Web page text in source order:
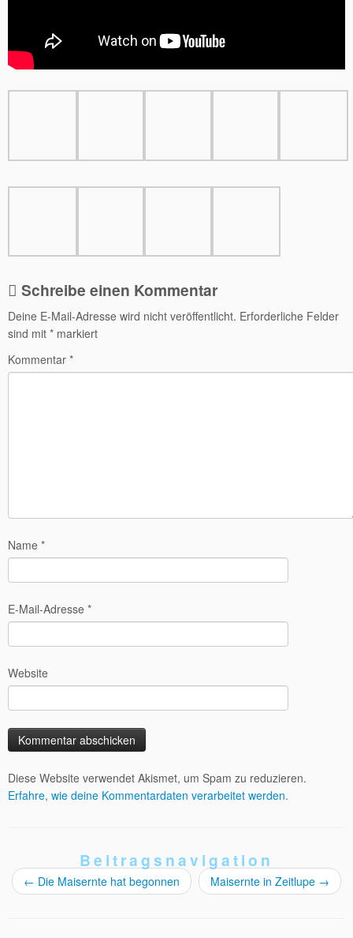
Schreibe einen Kommentar
Deine E-Mail-Adresse wird nicht veröffentlicht. Erforderliche Felder
sind mit * markiert
Kommentar *
Name *
E-Mail-Adresse *
Website
Diese Website verwendet Akismet, um Spam zu reduzieren.
Erfahre, wie deine Kommentardaten verarbeitet werden.
Beitragsnavigation
← Die Maisernte hat begonnen Maisernte in Zeitlupe →